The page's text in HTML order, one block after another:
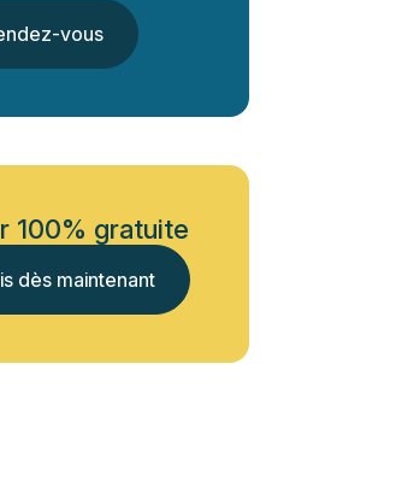
vous
100% gratuite
dès maintenant